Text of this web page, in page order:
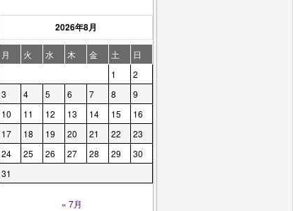
2026年8月
月 火 水 木 金 土
日
1
2
3
4 5 6 7 8
9
10
11 12 13 14 15
16
17
18 19 20 21 22
23
24
25 26 27 28 29
30
31
« 7月